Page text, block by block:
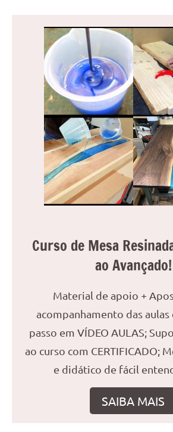
Curso de Mesa
ao Avançado!
Material de apoio +
acompanhamento das aulas
passo em VÍDEO AULAS;
ao curso com CERTIFICADO;
e didático de fácil
SAIBA MAIS